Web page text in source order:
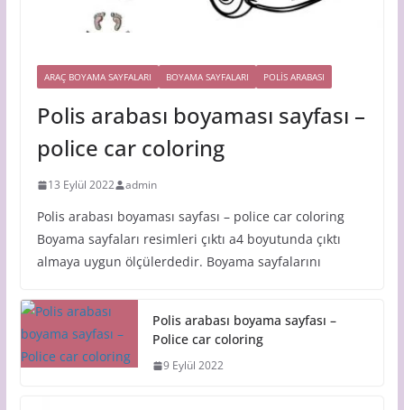
ARAÇ BOYAMA SAYFALARI BOYAMA SAYFALARI POLIS ARABASI
Polis arabası boyaması sayfası –
police car coloring
13 Eylül 2022 admin
Polis arabası boyaması sayfası – police car coloring
Boyama sayfaları resimleri çıktı a4 boyutunda çıktı
almaya uygun ölçülerdedir. Boyama sayfalarını
Polis arabası boyama sayfası –
Police car coloring
9 Eylül 2022